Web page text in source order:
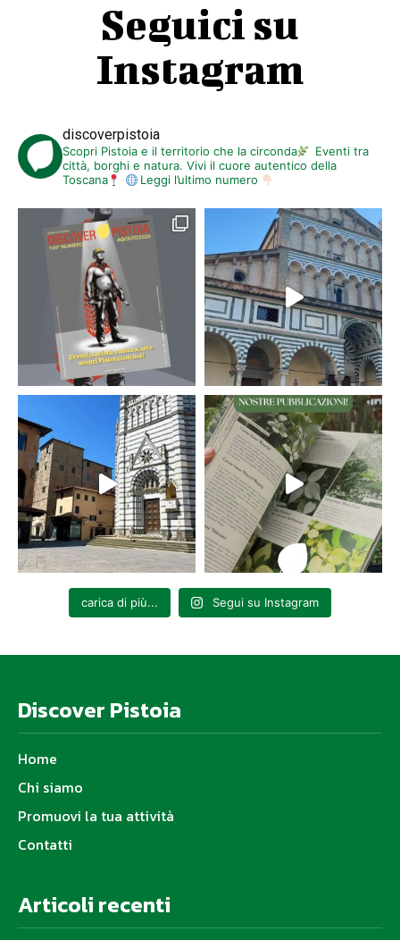
Seguici su
Instagram
discoverpistoia
Scopri Pistoia e il territorio che la circonda
Eventi tra
città, borghi e natura. Vivi il cuore autentico della
Toscana
Leggi l’ultimo numero
carica di più... Segui su Instagram
Discover Pistoia
Home
Chi siamo
Promuovi la tua attività
Contatti
Articoli recenti